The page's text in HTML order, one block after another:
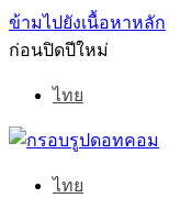
ข้ามไปยังเนื้อหาหลัก
ก่อนปิดปีใหม่
ไทย
ไทย